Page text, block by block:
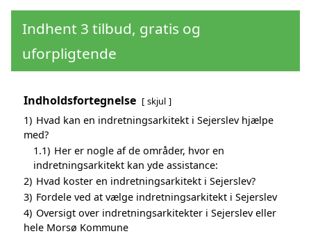
Indhent 3 tilbud, gratis og
uforpligtende
Indholdsfortegnelse skjul
1) Hvad kan en indretningsarkitekt i Sejerslev hjælpe
med?
1.1) Her er nogle af de områder, hvor en
indretningsarkitekt kan yde assistance:
2) Hvad koster en indretningsarkitekt i Sejerslev?
3) Fordele ved at vælge indretningsarkitekt i Sejerslev
4) Oversigt over indretningsarkitekter i Sejerslev eller
hele Morsø Kommune